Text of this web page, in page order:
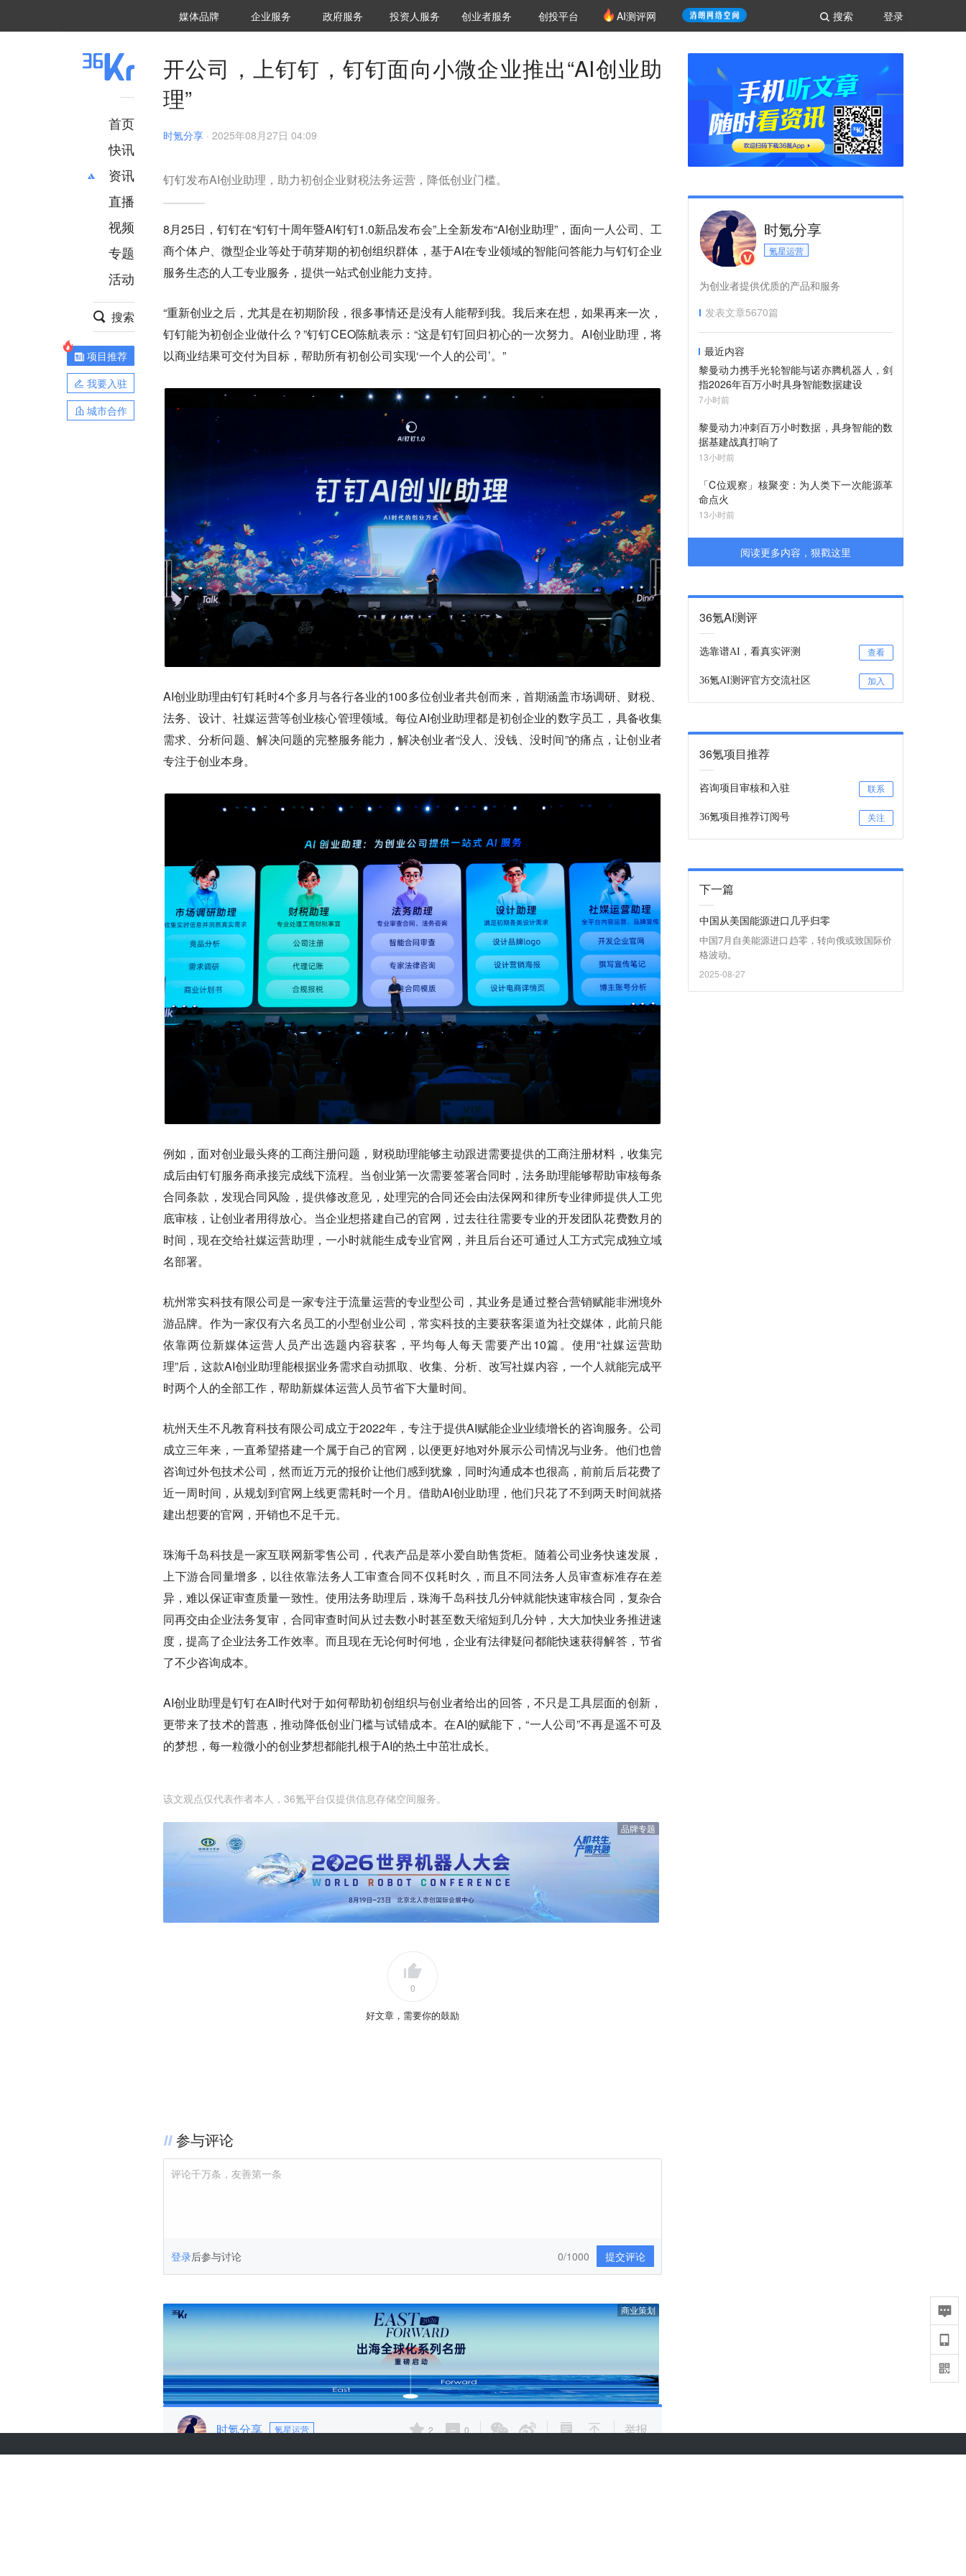
登录
搜索
媒体品牌 36Kr研究院
企业服务 城市之窗
政府服务 VClub投资机构库
投资机构职位推介
投资人服务 创投氪堂
创业者服务 创投平台 AI测评网
首页
快讯
资讯
推荐
财经
项目推荐
安徽
直播
视频
专题
活动
搜索
项目推荐
我要入驻
城市合作
开公司，上钉钉，钉钉面向小微企业推出“AI创业助
理”
时氪分享 · 2025年08月27日 04:09
钉钉发布AI创业助理，助力初创企业财税法务运营，降低创业门槛。
8月25日，钉钉在“钉钉十周年暨AI钉钉1.0新品发布会”上全新发布“AI创业助理”，面向一人公司、工
商个体户、微型企业等处于萌芽期的初创组织群体，基于AI在专业领域的智能问答能力与钉钉企业
服务生态的人工专业服务，提供一站式创业能力支持。
“重新创业之后，尤其是在初期阶段，很多事情还是没有人能帮到我。我后来在想，如果再来一次，
钉钉能为初创企业做什么？”钉钉CEO陈航表示：“这是钉钉回归初心的一次努力。AI创业助理，将
以商业结果可交付为目标，帮助所有初创公司实现‘一个人的公司’。”
AI创业助理由钉钉耗时4个多月与各行各业的100多位创业者共创而来，首期涵盖市场调研、财税、
法务、设计、社媒运营等创业核心管理领域。每位AI创业助理都是初创企业的数字员工，具备收集
需求、分析问题、解决问题的完整服务能力，解决创业者“没人、没钱、没时间”的痛点，让创业者
专注于创业本身。
例如，面对创业最头疼的工商注册问题，财税助理能够主动跟进需要提供的工商注册材料，收集完
成后由钉钉服务商承接完成线下流程。当创业第一次需要签署合同时，法务助理能够帮助审核每条
合同条款，发现合同风险，提供修改意见，处理完的合同还会由法保网和律所专业律师提供人工兜
底审核，让创业者用得放心。当企业想搭建自己的官网，过去往往需要专业的开发团队花费数月的
时间，现在交给社媒运营助理，一小时就能生成专业官网，并且后台还可通过人工方式完成独立域
名部署。
杭州常实科技有限公司是一家专注于流量运营的专业型公司，其业务是通过整合营销赋能非洲境外
游品牌。作为一家仅有六名员工的小型创业公司，常实科技的主要获客渠道为社交媒体，此前只能
依靠两位新媒体运营人员产出选题内容获客，平均每人每天需要产出10篇。使用“社媒运营助
理”后，这款AI创业助理能根据业务需求自动抓取、收集、分析、改写社媒内容，一个人就能完成平
时两个人的全部工作，帮助新媒体运营人员节省下大量时间。
杭州天生不凡教育科技有限公司成立于2022年，专注于提供AI赋能企业业绩增长的咨询服务。公司
成立三年来，一直希望搭建一个属于自己的官网，以便更好地对外展示公司情况与业务。他们也曾
咨询过外包技术公司，然而近万元的报价让他们感到犹豫，同时沟通成本也很高，前前后后花费了
近一周时间，从规划到官网上线更需耗时一个月。借助AI创业助理，他们只花了不到两天时间就搭
建出想要的官网，开销也不足千元。
珠海千岛科技是一家互联网新零售公司，代表产品是萃小爱自助售货柜。随着公司业务快速发展，
上下游合同量增多，以往依靠法务人工审查合同不仅耗时久，而且不同法务人员审查标准存在差
异，难以保证审查质量一致性。使用法务助理后，珠海千岛科技几分钟就能快速审核合同，复杂合
同再交由企业法务复审，合同审查时间从过去数小时甚至数天缩短到几分钟，大大加快业务推进速
度，提高了企业法务工作效率。而且现在无论何时何地，企业有法律疑问都能快速获得解答，节省
了不少咨询成本。
AI创业助理是钉钉在AI时代对于如何帮助初创组织与创业者给出的回答，不只是工具层面的创新，
更带来了技术的普惠，推动降低创业门槛与试错成本。在AI的赋能下，“一人公司”不再是遥不可及
的梦想，每一粒微小的创业梦想都能扎根于AI的热土中茁壮成长。
该文观点仅代表作者本人，36氪平台仅提供信息存储空间服务。
品牌专题
0
好文章，需要你的鼓励
时氪分享 氪星运营 2 0 举报
参与评论
评论千万条，友善第一条
登录后参与讨论 提交评论
0/1000
商业策划
时氪分享
氪星运营
为创业者提供优质的产品和服务
发表文章5670篇
最近内容
黎曼动力携手光轮智能与诺亦腾机器人，剑
指2026年百万小时具身智能数据建设
7小时前
黎曼动力冲刺百万小时数据，具身智能的数
据基建战真打响了
13小时前
「C位观察」核聚变：为人类下一次能源革
命点火
13小时前
阅读更多内容，狠戳这里
36氪AI测评
选靠谱AI，看真实评测 查看
36氪AI测评官方交流社区 加入
36氪项目推荐
咨询项目审核和入驻 联系
36氪项目推荐订阅号 关注
下一篇
中国从美国能源进口几乎归零
中国7月自美能源进口趋零，转向俄或致国际价
格波动。
2025-08-27
关于36氪 热门推荐 合作伙伴 36氪APP下载